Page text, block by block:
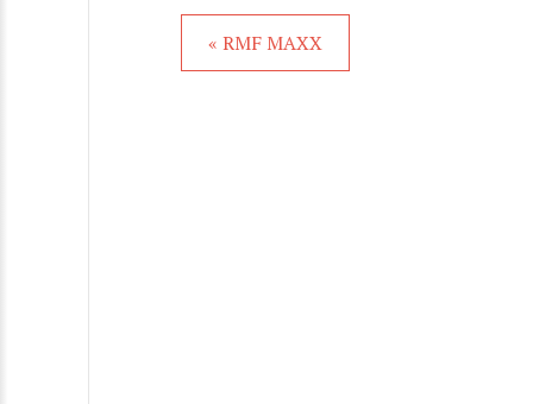
« RMF MAXX